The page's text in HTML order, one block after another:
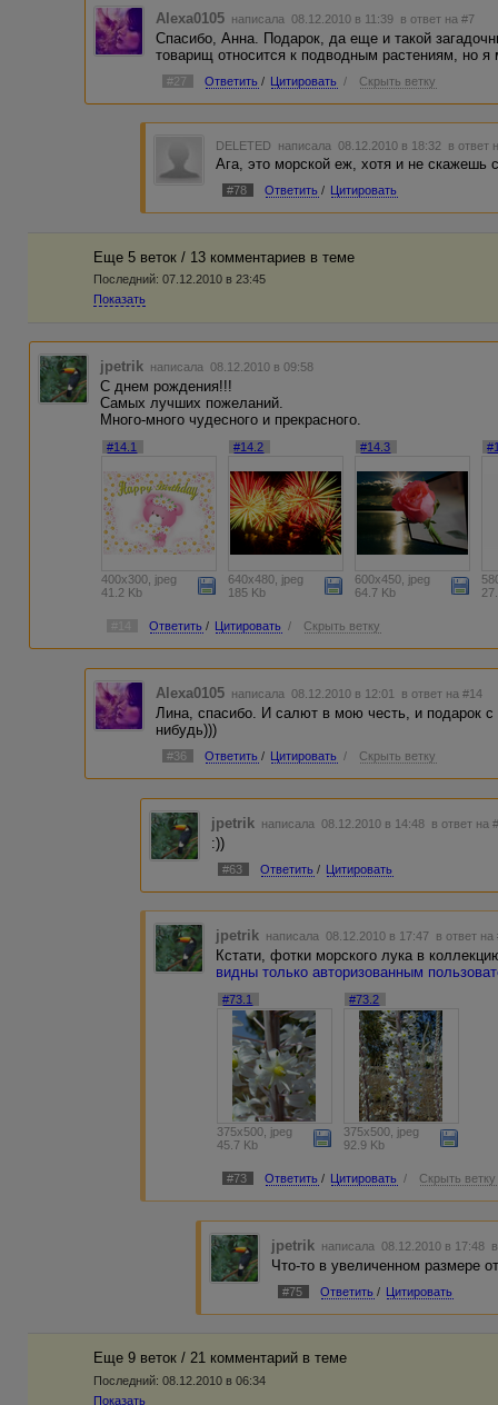
Alexa0105 написала 08.12.2010 в 11:39 в ответ на #7
Спасибо, Анна. Подарок, да еще и такой
товарищ относится к подводным растениям, но я
#27 Ответить / Цитировать / Скрыть ветку
DELETED написала 08.12.2010 в 18:32 в ответ
Ага, это морской еж, хотя и не скажешь
#78 Ответить / Цитировать
Еще 5 веток / 13 комментариев в темe
Последний: 07.12.2010 в 23:45
Показать
jpetrik написала 08.12.2010 в 09:58
С днем рождения!!!
Самых лучших пожеланий.
Много-много чудесного и прекрасного.
#14.1
400x300, jpeg
41.2 Kb
#14.2
640x480, jpeg
185 Kb
#14.3
600x450, jpeg
64.7 Kb
Ответить / Цитировать / Скрыть ветку
Alexa0105 написала 08.12.2010 в 12:01 в ответ на #14
Лина, спасибо. И салют в мою честь, и подарок
нибудь)))
#36 Ответить / Цитировать / Скрыть ветку
jpetrik написала 08.12.2010 в 14:48 в ответ на
:))
#63 Ответить / Цитировать
jpetrik написала 08.12.2010 в 17:47 в ответ на
Кстати, фотки морского лука в
видны только авторизованным
#73.1
375x500, jpeg
45.7 Kb
#73.2
375x500, jpeg
92.9 Kb
#73 Ответить / Цитировать / Скрыть ветку
jpetrik написала 08.12.2010 в 17:48
Что-то в увеличенном размере
#75 Ответить / Цитировать
Еще 9 веток / 21 комментарий в темe
Последний: 08.12.2010 в 06:34
Показать